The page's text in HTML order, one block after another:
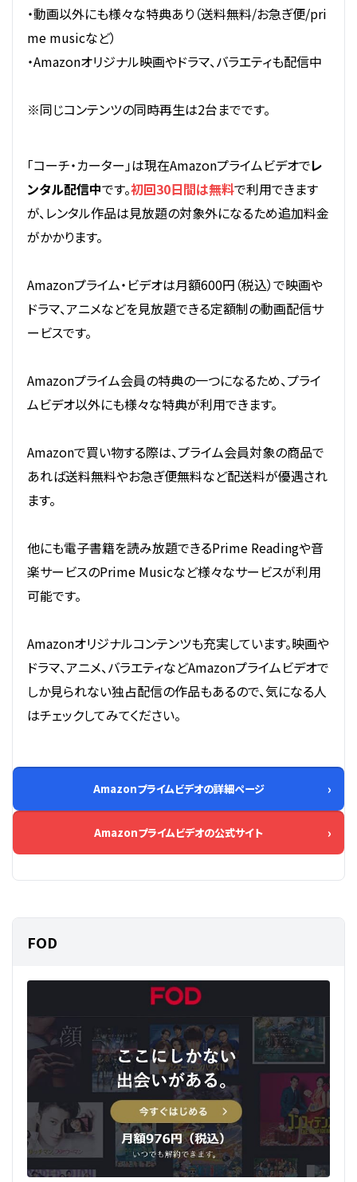
・動画以外にも様々な特典あり（送料無料/お急ぎ便/pri
me musicなど）
・Amazonオリジナル映画やドラマ、バラエティも配信中
※同じコンテンツの同時再生は2台までです。
「コーチ・カーター」は現在Amazonプライムビデオでレ
ンタル配信中です。初回30日間は無料で利用できます
が、レンタル作品は見放題の対象外になるため追加料金
がかかります。
Amazonプライム・ビデオは月額600円（税込）で映画や
ドラマ、アニメなどを見放題できる定額制の動画配信サ
ービスです。
Amazonプライム会員の特典の一つになるため、プライ
ムビデオ以外にも様々な特典が利用できます。
Amazonで買い物する際は、プライム会員対象の商品で
あれば送料無料やお急ぎ便無料など配送料が優遇され
ます。
他にも電子書籍を読み放題できるPrime Readingや音
楽サービスのPrime Musicなど様々なサービスが利用
可能です。
Amazonオリジナルコンテンツも充実しています。映画や
ドラマ、アニメ、バラエティなどAmazonプライムビデオで
しか見られない独占配信の作品もあるので、気になる人
はチェックしてみてください。
Amazonプライムビデオの詳細ページ
Amazonプライムビデオの公式サイト
FOD